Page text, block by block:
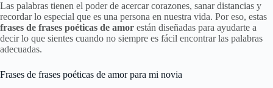
Las palabras tienen el poder de acercar corazones, sanar distancias y
recordar lo especial que es una persona en nuestra vida. Por eso, estas
frases de frases poéticas de amor están diseñadas para ayudarte a
decir lo que sientes cuando no siempre es fácil encontrar las palabras
adecuadas.
Frases de frases poéticas de amor para mi novia